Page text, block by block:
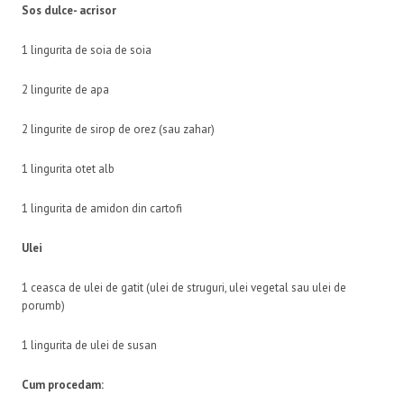
Sos dulce- acrisor
1 lingurita de soia de soia
2 lingurite de apa
2 lingurite de sirop de orez (sau zahar)
1 lingurita otet alb
1 lingurita de amidon din cartofi
Ulei
1 ceasca de ulei de gatit (ulei de struguri, ulei vegetal sau ulei de
porumb)
1 lingurita de ulei de susan
Cum procedam: